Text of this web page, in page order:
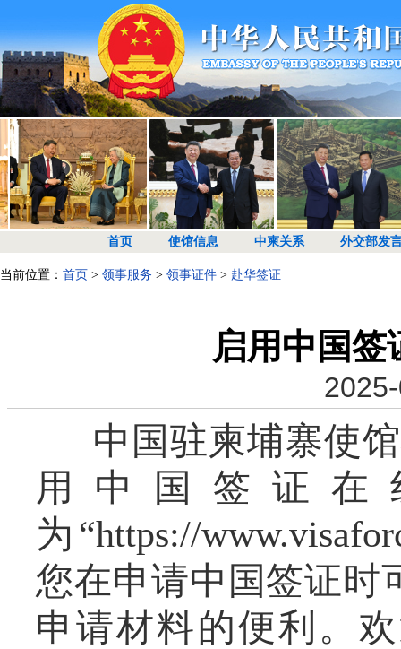
首页 使馆信息 中柬关系 外交部发
当前位置： 首页 > 领事服务 > 领事证件 > 赴华签证
启用中国签
中国驻柬埔寨使
用中国签证在
为“https://
您在申请中国签证时
申请材料的便利。